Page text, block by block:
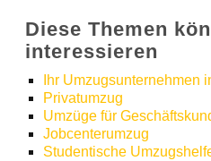
Diese Themen
interessieren
Ihr Umzugsunternehmen
Privatumzug
Umzüge für
Jobcenterumzug
Studentische